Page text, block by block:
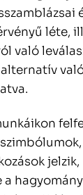
léte,
való
alternatív
a